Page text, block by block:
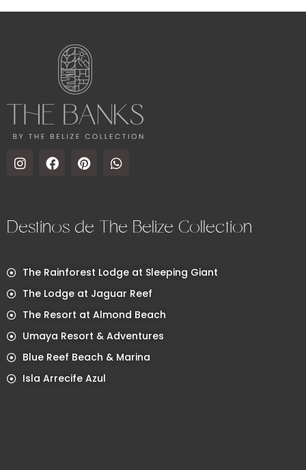
Destinos de The Belize Collection
The Rainforest Lodge at Sleeping Giant
The Lodge at Jaguar Reef
The Resort at Almond Beach
Umaya Resort & Adventures
Blue Reef Beach & Marina
Isla Arrecife Azul